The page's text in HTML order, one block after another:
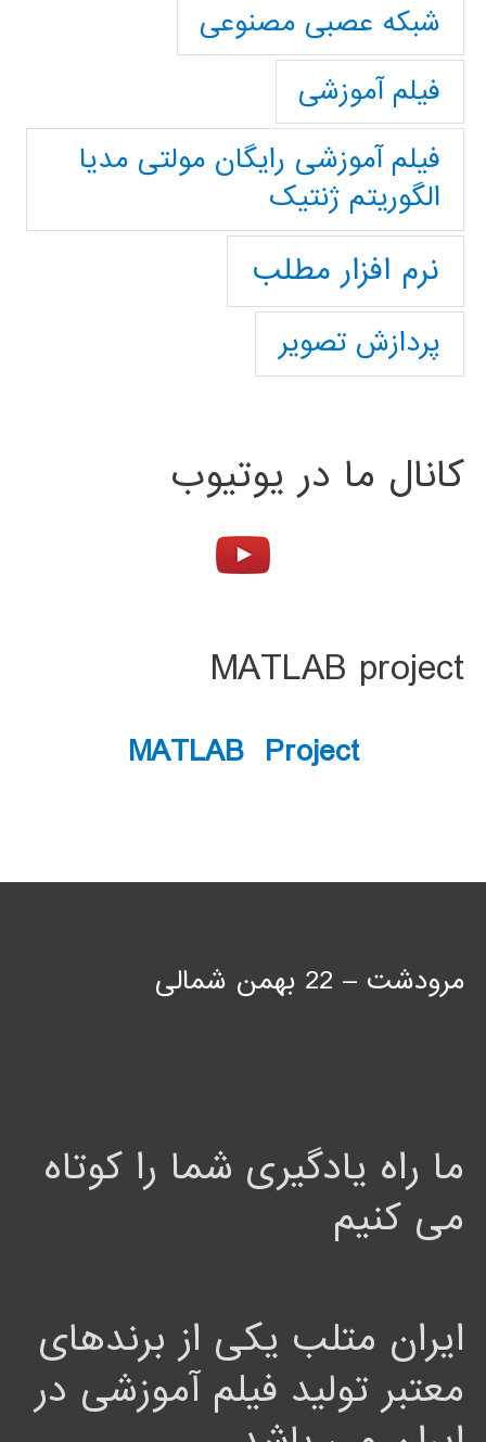
شبکه عصبی مصنوعی
فیلم آموزشی
فیلم آموزشی رایگان مولتی مدیا
الگوریتم ژنتیک
نرم افزار مطلب
پردازش تصویر
کانال ما در یوتیوب
MATLAB project
MATLAB Project
مرودشت – 22 بهمن شمالی
ما راه یادگیری شما را کوتاه
می کنیم
ایران متلب یکی از برندهای
معتبر تولید فیلم آموزشی در